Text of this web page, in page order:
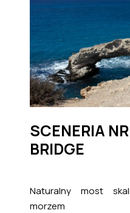
SCENERIA
BRIDGE
Naturalny most
morzem